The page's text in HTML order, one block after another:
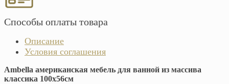
Способы оплаты товара
Описание
Условия соглашения
Ambella американская мебель для ванной из массива
классика 100х56см